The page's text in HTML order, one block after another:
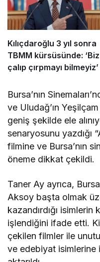
Kılıçdaroğlu 3 yıl sonra
TBMM kürsüsünde: ‘Biz
çalıp çırpmayı bilmeyiz’
Bursa’nın
ve Uludağ’ın
geniş şekilde ele
senaryosunu yazdığı
filmine ve Bursa’nın
öneme dikkat çekildi.
Taner Ay ayrıca,
Aksoy başta olmak
kazandırdığı isimlerin
işlendiğini ifade etti.
çekilen filmler ile
ve edebiyat isimlerine